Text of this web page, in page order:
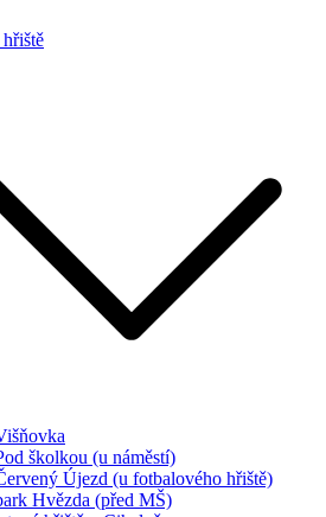
školkou (u náměstí)
Újezd (u fotbalového hřiště)
Hvězda (před MŠ)